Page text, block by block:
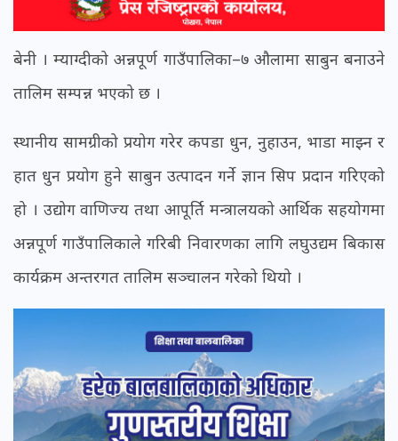
बेनी । म्याग्दीको अन्नपूर्ण गाउँपालिका–७ औलामा साबुन बनाउने
तालिम सम्पन्न भएको छ ।
स्थानीय सामग्रीको प्रयोग गरेर कपडा धुन, नुहाउन, भाडा माझ्न र
हात धुन प्रयोग हुने साबुन उत्पादन गर्ने ज्ञान सिप प्रदान गरिएको
हो । उद्योग वाणिज्य तथा आपूर्ति मन्त्रालयको आर्थिक सहयोगमा
अन्नपूर्ण गाउँपालिकाले गरिबी निवारणका लागि लघुउद्यम बिकास
कार्यक्रम अन्तरगत तालिम सञ्चालन गरेको थियो ।